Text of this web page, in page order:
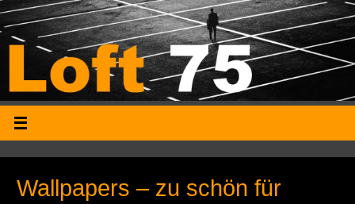
Wallpapers – zu schön für